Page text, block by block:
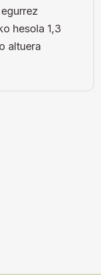
hesola 1,3
altuera